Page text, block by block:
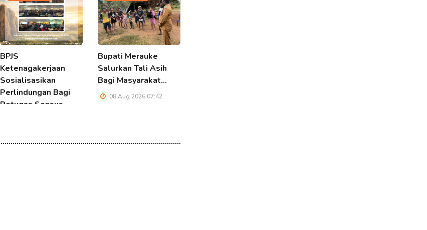
BPJS
Ketenagakerjaan
Sosialisasikan
Perlindungan Bagi
Petugas Sensus…
Bupati Merauke
Salurkan Tali Asih
Bagi Masyarakat…
08 Aug 2026 07:42